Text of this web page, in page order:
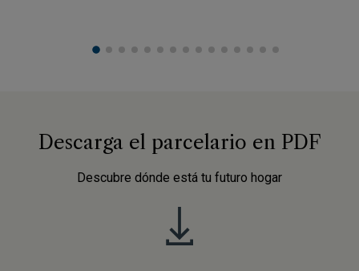
Descarga el parcelario en PDF
Descubre dónde está tu futuro hogar